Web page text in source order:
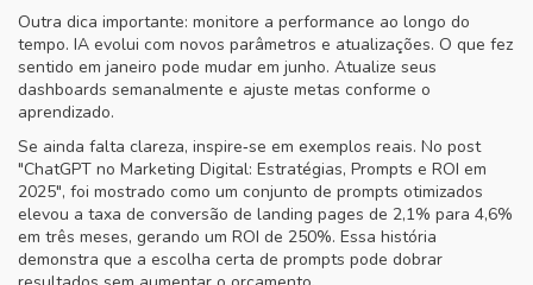
Outra dica importante: monitore a performance ao longo do
tempo. IA evolui com novos parâmetros e atualizações. O que fez
sentido em janeiro pode mudar em junho. Atualize seus
dashboards semanalmente e ajuste metas conforme o
aprendizado.
Se ainda falta clareza, inspire‑se em exemplos reais. No post
"ChatGPT no Marketing Digital: Estratégias, Prompts e ROI em
2025", foi mostrado como um conjunto de prompts otimizados
elevou a taxa de conversão de landing pages de 2,1% para 4,6%
em três meses, gerando um ROI de 250%. Essa história
demonstra que a escolha certa de prompts pode dobrar